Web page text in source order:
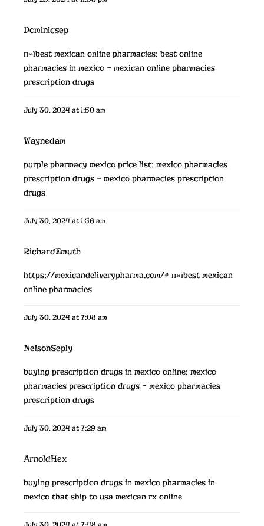
Dominicsep
п»їbest mexican online pharmacies:best online
pharmacies in mexico – mexican online pharmacies
prescription drugs
July 30, 2024 at 1:50 am
Waynedam
purple pharmacy mexico price list: mexico pharmacies
prescription drugs – mexico pharmacies prescription
drugs
July 30, 2024 at 1:56 am
RichardEmuth
https://mexicandeliverypharma.com/# п»їbest mexican
online pharmacies
July 30, 2024 at 7:08 am
NelsonSeply
buying prescription drugs in mexico online: mexico
pharmacies prescription drugs – mexico pharmacies
prescription drugs
July 30, 2024 at 7:29 am
ArnoldHex
buying prescription drugs in mexico pharmacies in
mexico that ship to usa mexican rx online